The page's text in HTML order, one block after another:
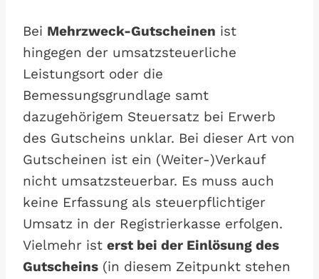
Bei Mehrzweck-Gutscheinen ist
hingegen der umsatzsteuerliche
Leistungsort oder die
Bemessungsgrundlage samt
dazugehörigem Steuersatz bei Erwerb
des Gutscheins unklar. Bei dieser Art von
Gutscheinen ist ein (Weiter-)Verkauf
nicht umsatzsteuerbar. Es muss auch
keine Erfassung als steuerpflichtiger
Umsatz in der Registrierkasse erfolgen.
Vielmehr ist erst bei der Einlösung des
Gutscheins (in diesem Zeitpunkt stehen